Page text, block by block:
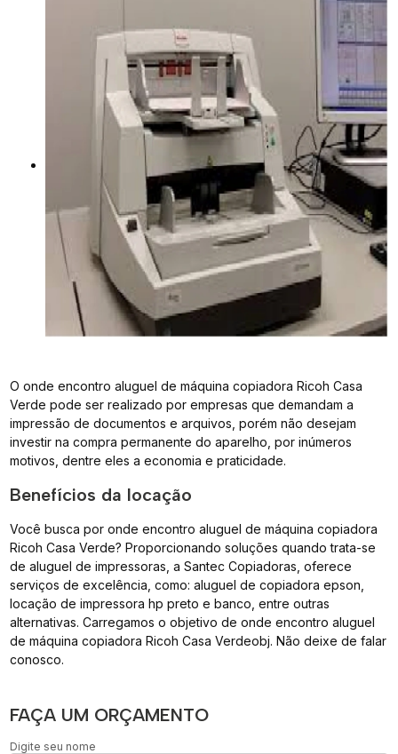
O onde encontro aluguel de máquina copiadora Ricoh Casa
Verde pode ser realizado por empresas que demandam a
impressão de documentos e arquivos, porém não desejam
investir na compra permanente do aparelho, por inúmeros
motivos, dentre eles a economia e praticidade.
Benefícios da locação
Você busca por onde encontro aluguel de máquina copiadora
Ricoh Casa Verde? Proporcionando soluções quando trata-se
de aluguel de impressoras, a Santec Copiadoras, oferece
serviços de excelência, como: aluguel de copiadora epson,
locação de impressora hp preto e banco, entre outras
alternativas. Carregamos o objetivo de onde encontro aluguel
de máquina copiadora Ricoh Casa Verdeobj. Não deixe de falar
conosco.
FAÇA UM ORÇAMENTO
Digite seu nome